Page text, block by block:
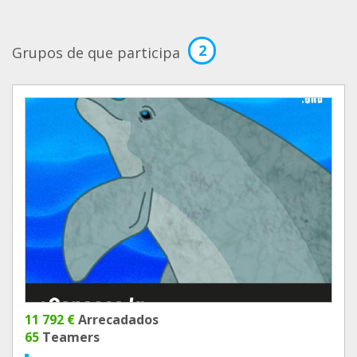
Grupos de que participa 2
11 792 €Arrecadados
65 Teamers